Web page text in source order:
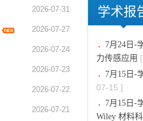
2026-07-31
2026-07-27
2026-07-24
2026-07-23
2026-07-22
2026-07-21
中国科学
才依托申报
兰州化
09-04]
兰州化物
学术报
7月24日-
力传感应用
7月15日-
07-15 ]
7月15日-
Wiley 材料